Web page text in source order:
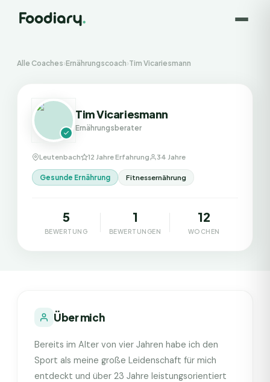
Alle Coaches›Ernährungscoach›Tim Vicariesmann
Tim Vicariesmann
Ernährungsberater
Leutenbach 12 Jahre Erfahrung 34 Jahre
Gesunde Ernährung Fitnessernährung
5
BEWERTUNG
1
BEWERTUNGEN
12
WOCHEN
Über mich
Bereits im Alter von vier Jahren habe ich den
Sport als meine große Leidenschaft für mich
entdeckt und über 23 Jahre leistungsorientiert